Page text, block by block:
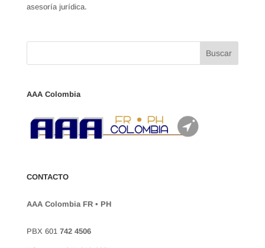
asesoría jurídica.
AAA Colombia
CONTACTO
AAA Colombia FR • PH
PBX 601 742 4506